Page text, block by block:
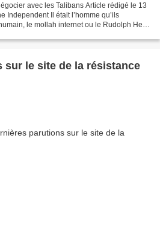
avec les Talibans Article rédigé le 13
Independent Il était l’homme qu’ils
le mollah internet ou le Rudolph Hess
sur le site de la résistance